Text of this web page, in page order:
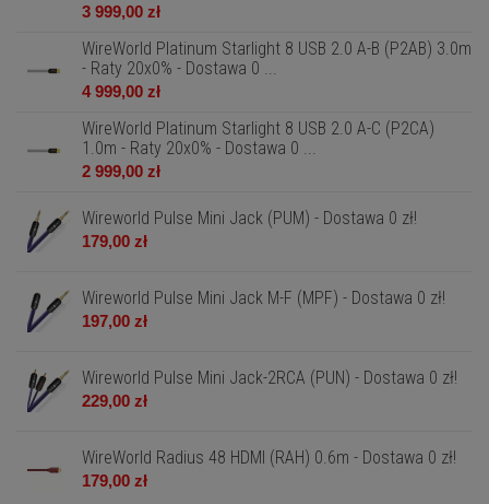
3 999,00 zł
WireWorld Platinum Starlight 8 USB 2.0 A-B (P2AB) 3.0m
- Raty 20x0% - Dostawa 0 ...
4 999,00 zł
WireWorld Platinum Starlight 8 USB 2.0 A-C (P2CA)
1.0m - Raty 20x0% - Dostawa 0 ...
2 999,00 zł
Wireworld Pulse Mini Jack (PUM) - Dostawa 0 zł!
179,00 zł
Wireworld Pulse Mini Jack M-F (MPF) - Dostawa 0 zł!
197,00 zł
Wireworld Pulse Mini Jack-2RCA (PUN) - Dostawa 0 zł!
229,00 zł
WireWorld Radius 48 HDMI (RAH) 0.6m - Dostawa 0 zł!
179,00 zł